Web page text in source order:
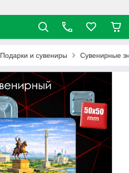
Подарки и сувениры Сувенирные